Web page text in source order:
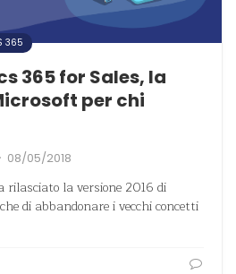
365
365 for Sales, la
per chi
· 08/05/2018
la versione 2016 di
di abbandonare i vecchi concetti